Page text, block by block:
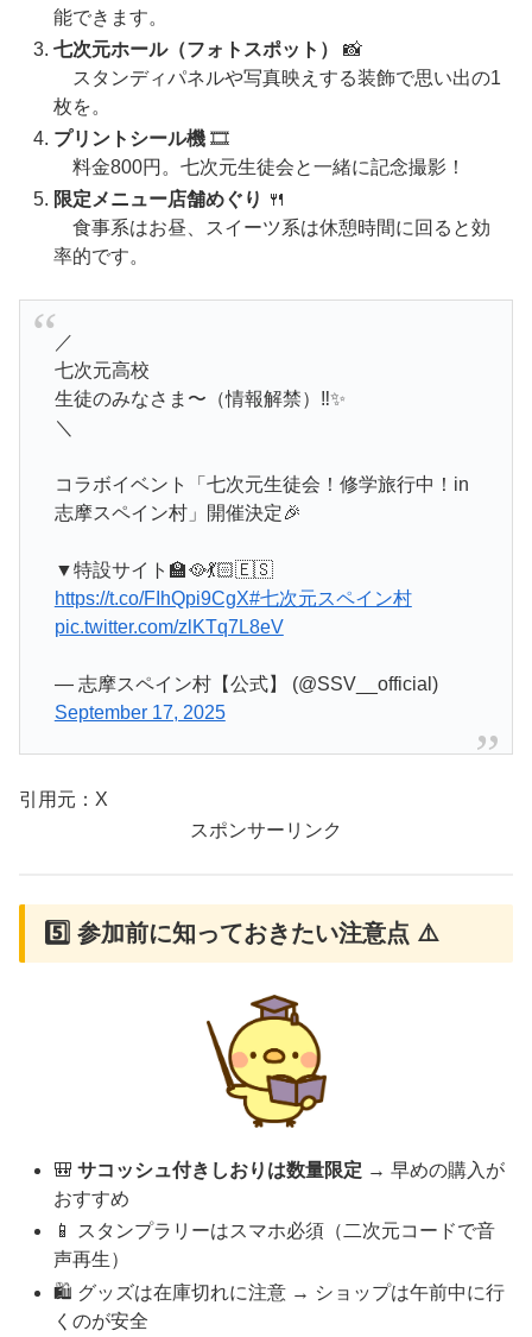
能できます。
七次元ホール（フォトスポット）
📸
スタンディパネルや写真映えする装飾で思い出の1
枚を。
プリントシール機 🎞️
料金800円。七次元生徒会と一緒に記念撮影！
限定メニュー店舗めぐり 🍴
食事系はお昼、スイーツ系は休憩時間に回ると効
率的です。
／
七次元高校
生徒のみなさま〜（情報解禁）‼️✨
＼
コラボイベント「七次元生徒会！修学旅行中！in
志摩スペイン村」開催決定🎉
▼特設サイト🏫🥘💃🏻🇪🇸
https://t.co/FIhQpi9CgX#七次元スペイン村
pic.twitter.com/zlKTq7L8eV
— 志摩スペイン村【公式】 (@SSV__official)
September 17, 2025
引用元：X
スポンサーリンク
5️⃣ 参加前に知っておきたい注意点 ⚠️
🎒サコッシュ付きしおりは数量限定 → 早めの購入が
おすすめ
📱 スタンプラリーはスマホ必須（二次元コードで音
声再生）
🛍️ グッズは在庫切れに注意 → ショップは午前中に行
くのが安全